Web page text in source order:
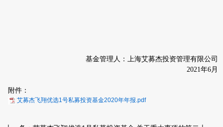
基金管理人：上海艾募杰投资管理有限公司
2021年6月
附件：
艾募杰飞翔优选1号私募投资基金2020年年报.pdf